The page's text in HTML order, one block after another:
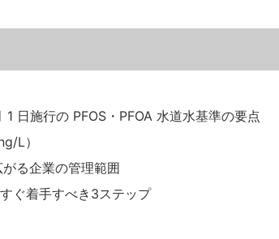
日施行の PFOS・PFOA 水道水基準の要点
L）
る企業の管理範囲
ぐ着手すべき3ステップ